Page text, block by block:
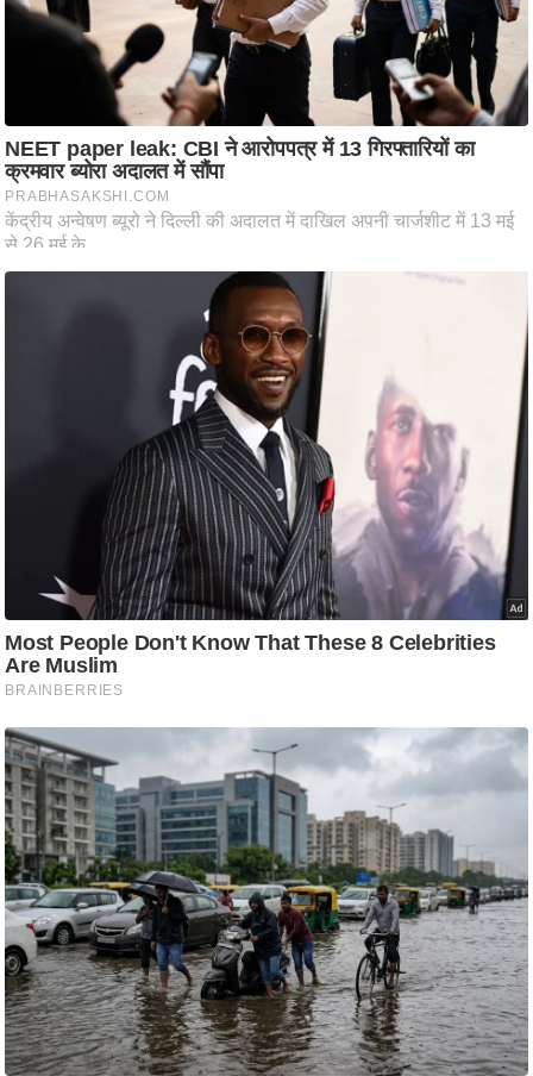
.
आ
ई
.
चा
प्र
भु
म
मा
/
ध
र्म
स्थ
ल
व्र
त
त्यो
हा
र